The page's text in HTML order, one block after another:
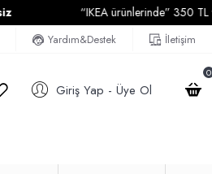
“IKEA ürünlerinde” 350 TL
Yardım&Destek İletişim
Giriş Yap - Üye Ol
0